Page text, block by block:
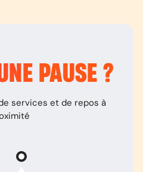
PAUSE ?
services et de repos à